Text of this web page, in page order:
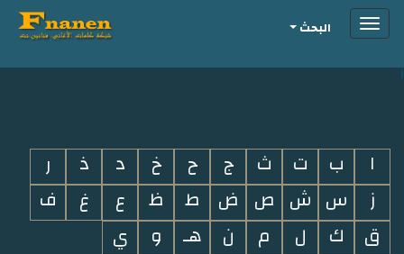
i
Toggleالبحث
ا ب ت ث ج ح خ د ذ
ر
ز
س ش ص ض ط ظ ع غ
ف
ق
ك ل م ن هـ و ي